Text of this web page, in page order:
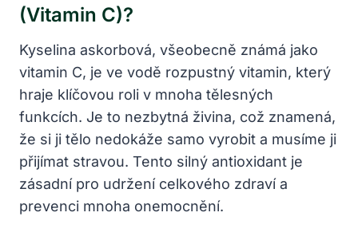
(vitamin C)?
Kyselina askorbová, všeobecně známá jako
vitamin C, je ve vodě rozpustný vitamin, který
hraje klíčovou roli v mnoha tělesných
funkcích. Je to nezbytná živina, což znamená,
že si ji tělo nedokáže samo vyrobit a musíme ji
přijímat stravou. Tento silný antioxidant je
zásadní pro udržení celkového zdraví a
prevenci mnoha onemocnění.